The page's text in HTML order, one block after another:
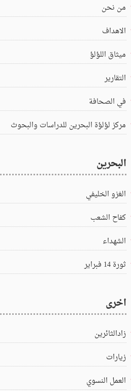
من نحن
الاهداف
ميثاق اللؤلؤ
التقارير
في الصحافة
مركز لؤلؤة البحرين للدراسات والبحوث
البحرين
الغزو الخليفي
كفاح الشعب
الشهداء
ثورة 14 فبراير
اخرى
زادالثائرين
زيارات
العمل النسوي